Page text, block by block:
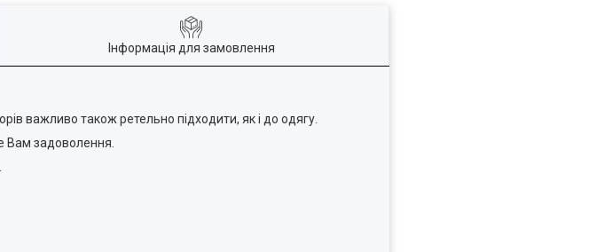
Інформація для замовлення
важливо також ретельно підходити, як і до одягу.
Вам задоволення.